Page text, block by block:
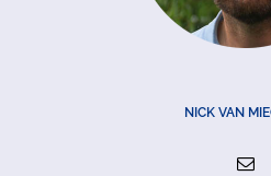
NICK VAN